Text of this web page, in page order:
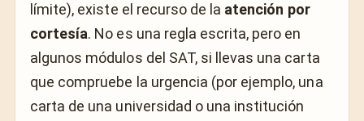
límite), existe el recurso de la atención por
cortesía. No es una regla escrita, pero en
algunos módulos del SAT, si llevas una carta
que compruebe la urgencia (por ejemplo, una
carta de una universidad o una institución